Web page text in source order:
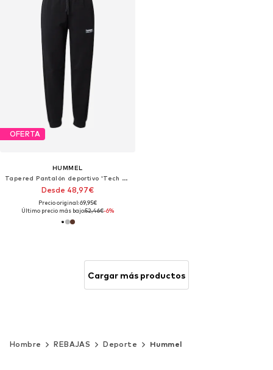
OFERTA
HUMMEL
Tapered Pantalón deportivo 'Tech Fleece'
Desde 48,97€
Precio original: 69,95€
Último precio más bajo:52,46€-6%
Cargar más productos
Hombre REBAJAS Deporte Hummel